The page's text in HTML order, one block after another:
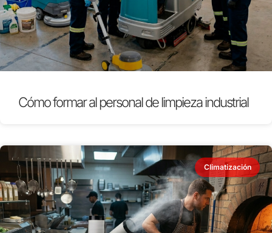
Cómo formar al personal de limpieza industrial
Climatización